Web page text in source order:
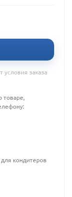
заказа
товаре,
кондитеров